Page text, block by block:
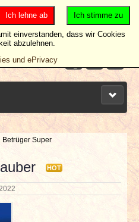
Betrüger Super
HOT
Ich stimme zu
Ich lehne ab
einverstanden, dass wir Cookies
abzulehnen.
und ePrivacy